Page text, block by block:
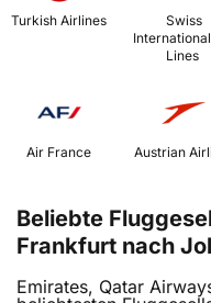
Turkish Airlines
Lines
Air France
Beliebte
Frankfurt nach
Emirates, Qatar